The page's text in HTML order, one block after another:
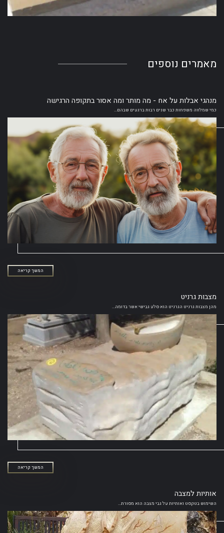
מאמרים נוספים
מנהגי אבלות על אח - מה מותר ומה אסור בתקופה הרגישה
כמי שמלווה משפחות כבר שנים רבות ברגעים שבהם...
המשך קריאה
מצבות גרניט
מהן מצבות גרניט הגרניט הוא סלע גבישי אשר בדומה...
המשך קריאה
אותיות למצבה
השימוש בטקסט ואותיות על גבי מצבה הוא מסורת...